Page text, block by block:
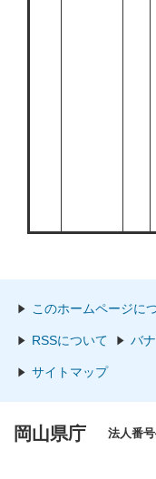
このホームページに
RSSについて バ
サイトマップ
岡山県庁 法人番